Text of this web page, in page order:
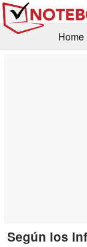
Home
Según los